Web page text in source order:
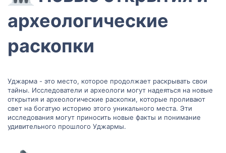
археологические
раскопки​
Уджарма - это место, которое продолжает раскрывать свои
тайны. Исследователи и археологи могут надеяться на новые
открытия и археологические раскопки, которые проливают
свет на богатую историю этого уникального места. Эти
исследования могут приносить новые факты и понимание
удивительного прошлого Уджармы.